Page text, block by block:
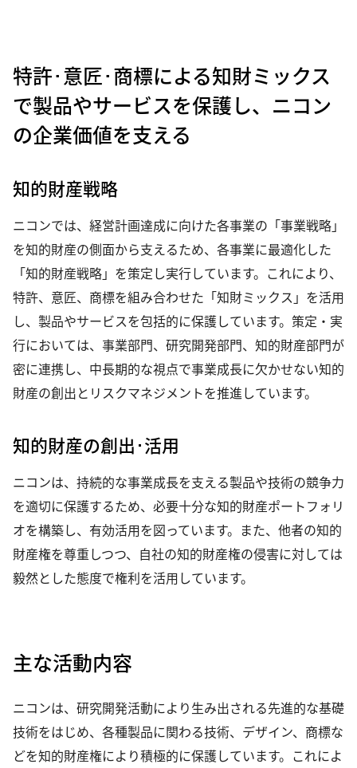
特許･意匠･商標による知財ミックス
で製品やサービスを保護し、ニコン
の企業価値を支える
知的財産戦略
ニコンでは、経営計画達成に向けた各事業の「事業戦略」
を知的財産の側面から支えるため、各事業に最適化した
「知的財産戦略」を策定し実行しています。これにより、
特許、意匠、商標を組み合わせた「知財ミックス」を活用
し、製品やサービスを包括的に保護しています。策定・実
行においては、事業部門、研究開発部門、知的財産部門が
密に連携し、中長期的な視点で事業成長に欠かせない知的
財産の創出とリスクマネジメントを推進しています。
知的財産の創出･活用
ニコンは、持続的な事業成長を支える製品や技術の競争力
を適切に保護するため、必要十分な知的財産ポートフォリ
オを構築し、有効活用を図っています。また、他者の知的
財産権を尊重しつつ、自社の知的財産権の侵害に対しては
毅然とした態度で権利を活用しています。
主な活動内容
ニコンは、研究開発活動により生み出される先進的な基礎
技術をはじめ、各種製品に関わる技術、デザイン、商標な
どを知的財産権により積極的に保護しています。これによ